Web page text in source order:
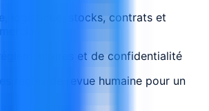
logistique, stocks, contrats et
et de confidentialité
règles de revue humaine pour un